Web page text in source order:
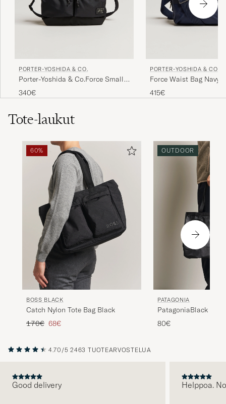
PORTER-YOSHIDA & CO.
Porter-Yoshida & Co.Force Small
Shoulder BagBlack
340€
PORTER-YOSHIDA & CO.
Force Waist Bag Navy
415€
Tote-laukut
60%
BOSS BLACK
Catch Nylon Tote Bag Black
Tavallinen hinta
170€ Alennettu hinta
68€
OUTDOOR
PATAGONIA
PatagoniaBlack
25LBlack
80€
4.70/5 2463 TUOTEARVOSTELUA
Good delivery Helppoa.